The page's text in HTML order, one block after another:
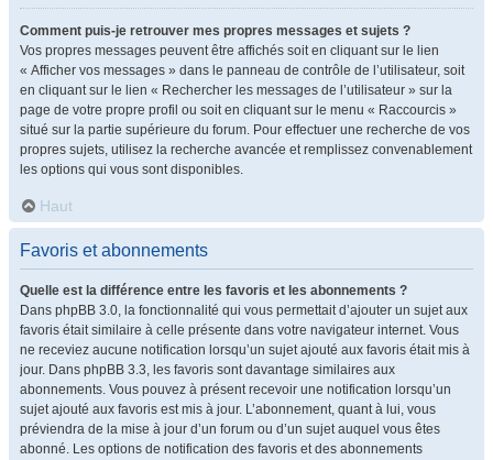
Comment puis-je retrouver mes propres messages et sujets ?
Vos propres messages peuvent être affichés soit en cliquant sur le lien
« Afficher vos messages » dans le panneau de contrôle de l’utilisateur, soit
en cliquant sur le lien « Rechercher les messages de l’utilisateur » sur la
page de votre propre profil ou soit en cliquant sur le menu « Raccourcis »
situé sur la partie supérieure du forum. Pour effectuer une recherche de vos
propres sujets, utilisez la recherche avancée et remplissez convenablement
les options qui vous sont disponibles.
Haut
Favoris et abonnements
Quelle est la différence entre les favoris et les abonnements ?
Dans phpBB 3.0, la fonctionnalité qui vous permettait d’ajouter un sujet aux
favoris était similaire à celle présente dans votre navigateur internet. Vous
ne receviez aucune notification lorsqu’un sujet ajouté aux favoris était mis à
jour. Dans phpBB 3.3, les favoris sont davantage similaires aux
abonnements. Vous pouvez à présent recevoir une notification lorsqu’un
sujet ajouté aux favoris est mis à jour. L’abonnement, quant à lui, vous
préviendra de la mise à jour d’un forum ou d’un sujet auquel vous êtes
abonné. Les options de notification des favoris et des abonnements